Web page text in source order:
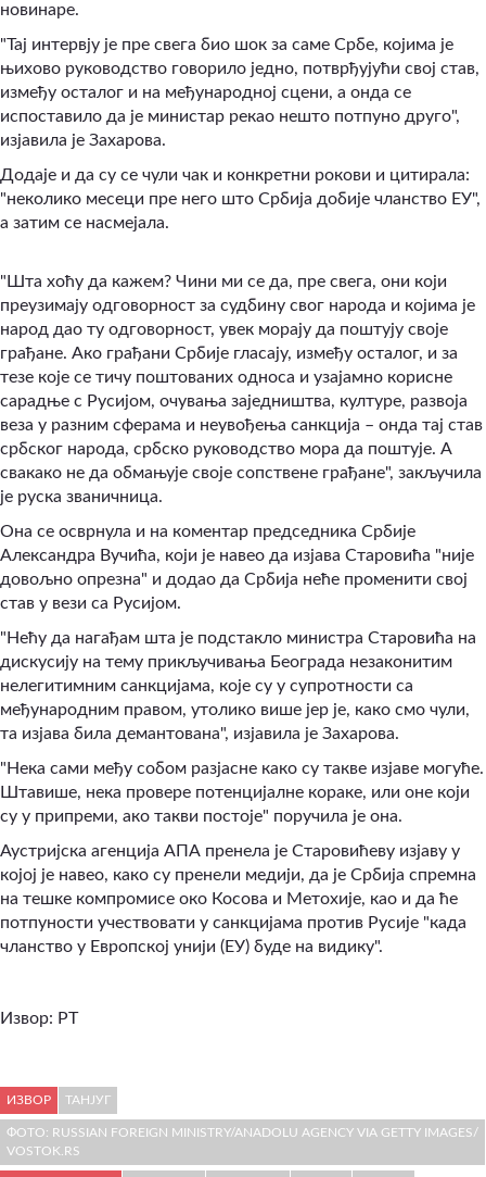
новинаре.
"Тај интервју је пре свега био шок за саме Србе, којима је
њихово руководство говорило једно, потврђујући свој став,
између осталог и на међународној сцени, а онда се
испоставило да је министар рекао нешто потпуно друго",
изјавила је Захарова.
Додаје и да су се чули чак и конкретни рокови и цитирала:
"неколико месеци пре него што Србија добије чланство ЕУ",
а затим се насмејала.
"Шта хоћу да кажем? Чини ми се да, пре свега, они који
преузимају одговорност за судбину свог народа и којима је
народ дао ту одговорност, увек морају да поштују своје
грађане. Ако грађани Србије гласају, између осталог, и за
тезе које се тичу поштованих односа и узајамно корисне
сарадње с Русијом, очувања заједништва, културе, развоја
веза у разним сферама и неувођења санкција – онда тај став
србског народа, србско руководство мора да поштује. А
свакако не да обмањује своје сопствене грађане", закључила
је руска званичница.
Она се осврнула и на коментар председника Србије
Александра Вучића, који је навео да изјава Старовића "није
довољно опрезна" и додао да Србија неће променити свој
став у вези са Русијом.
"Нећу да нагађам шта је подстакло министра Старовића на
дискусију на тему прикључивања Београда незаконитим
нелегитимним санкцијама, које су у супротности са
међународним правом, утолико више јер је, како смо чули,
та изјава била демантована", изјавила је Захарова.
"Нека сами међу собом разјасне како су такве изјаве могуће.
Штавише, нека провере потенцијалне кораке, или оне који
су у припреми, ако такви постоје" поручила је она.
Аустријска агенција АПА пренела је Старовићеву изјаву у
којој је навео, како су пренели медији, да је Србија спремна
на тешке компромисе око Косова и Метохије, као и да ће
потпуности учествовати у санкцијама против Русије "када
чланство у Европској унији (ЕУ) буде на видику".
Извор: РТ
ИЗВОР ТАНЈУГ
ФОТО: RUSSIAN FOREIGN MINISTRY/ANADOLU AGENCY VIA GETTY IMAGES/
VOSTOK.RS